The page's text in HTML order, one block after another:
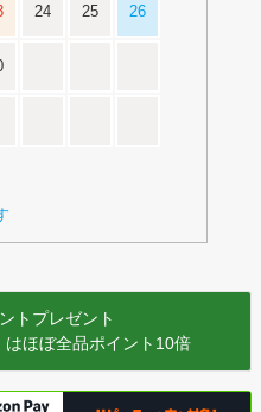
24 25 26
トプレゼント
ほぼ全品ポイント10倍